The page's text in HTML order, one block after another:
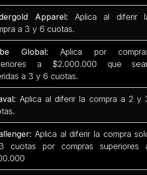
Apparel: Aplica al diferir
a 3 y 6 cuotas.
Global: Aplica por
a $2.000.000 que
a 3 y 6 cuotas.
Aplica al diferir la compra a 2 y
Aplica al diferir la compra
cuotas por compras superiores